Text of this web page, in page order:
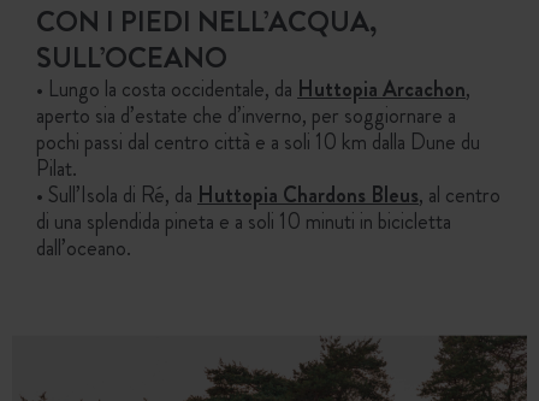
CON I PIEDI NELL’ACQUA,
SULL’OCEANO
• Lungo la costa occidentale, da Huttopia Arcachon,
aperto sia d’estate che d’inverno, per soggiornare a
pochi passi dal centro città e a soli 10 km dalla Dune du
Pilat.
• Sull’Isola di Ré, da Huttopia Chardons Bleus, al centro
di una splendida pineta e a soli 10 minuti in bicicletta
dall’oceano.